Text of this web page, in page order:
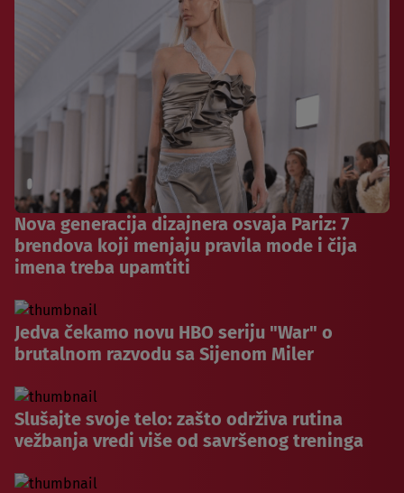
Nova generacija dizajnera osvaja Pariz: 7
brendova koji menjaju pravila mode i čija
imena treba upamtiti
Jedva čekamo novu HBO seriju "War" o
brutalnom razvodu sa Sijenom Miler
Slušajte svoje telo: zašto održiva rutina
vežbanja vredi više od savršenog treninga